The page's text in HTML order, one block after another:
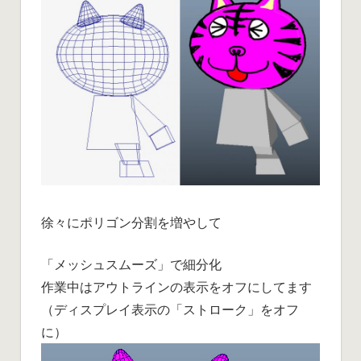
徐々にポリゴン分割を増やして
「メッシュスムーズ」で細分化
作業中はアウトラインの表示をオフにしてます
（ディスプレイ表示の「ストローク」をオフ
に）